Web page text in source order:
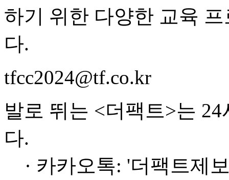
하기 위한 다양한 교육
다.
tfcc2024@tf.co.kr
발로 뛰는 <더팩트>는
다.
· 카카오톡: '더팩트제